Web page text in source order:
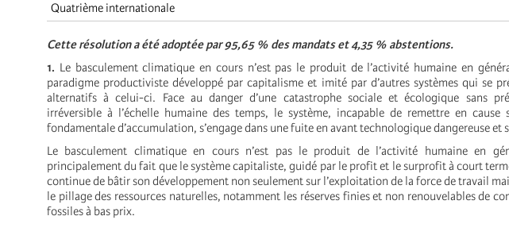
Quatrième internationale
Cette résolution a été adoptée par 95,65 % des mandats et 4,35 % abstentions.
1. Le basculement climatique en cours n’est pas le produit de l’activité humaine en
paradigme productiviste développé par capitalisme et imité par d’autres systèmes qui se
alternatifs à celui-ci. Face au danger d’une catastrophe sociale et écologique sans
irréversible à l’échelle humaine des temps, le système, incapable de remettre en cause
fondamentale d’accumulation, s’engage dans une fuite en avant technologique dangereuse et
Le basculement climatique en cours n’est pas le produit de l’activité humaine en
principalement du fait que le système capitaliste, guidé par le profit et le surprofit à court
continue de bâtir son développement non seulement sur l’exploitation de la force de travail
le pillage des ressources naturelles, notamment les réserves finies et non renouvelables de
fossiles à bas prix.